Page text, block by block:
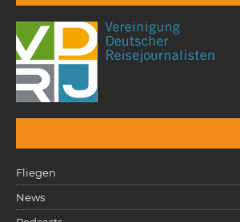
Fliegen
News